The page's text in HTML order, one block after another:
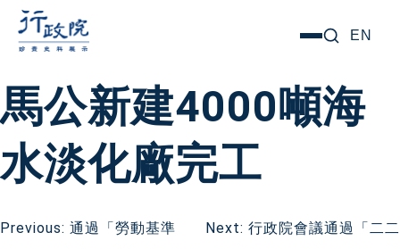
要
內
容
選
EN
馬公新建4000噸海
水淡化廠完工
文
Previous: 通過「勞動基準
Next: 行政院會議通過「二二